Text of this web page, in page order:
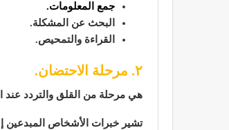
جمع المعلومات.
البحث عن المشكلة.
القراءة والتمحيص.
٢. مرحلة الاحتضان.
هي مرحلة من القلق والتردد عند
تشير خبرات الأشخاص المبدعين